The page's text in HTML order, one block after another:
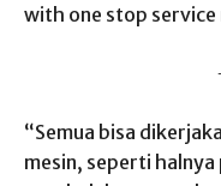
with one stop service
“Semua bisa
mesin, seperti